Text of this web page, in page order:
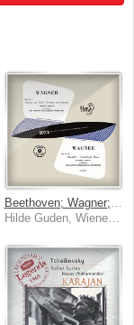
Hilde Guden, Wiener Philharmoniker, London Philharmonic Orchestra, Clemens Krauss